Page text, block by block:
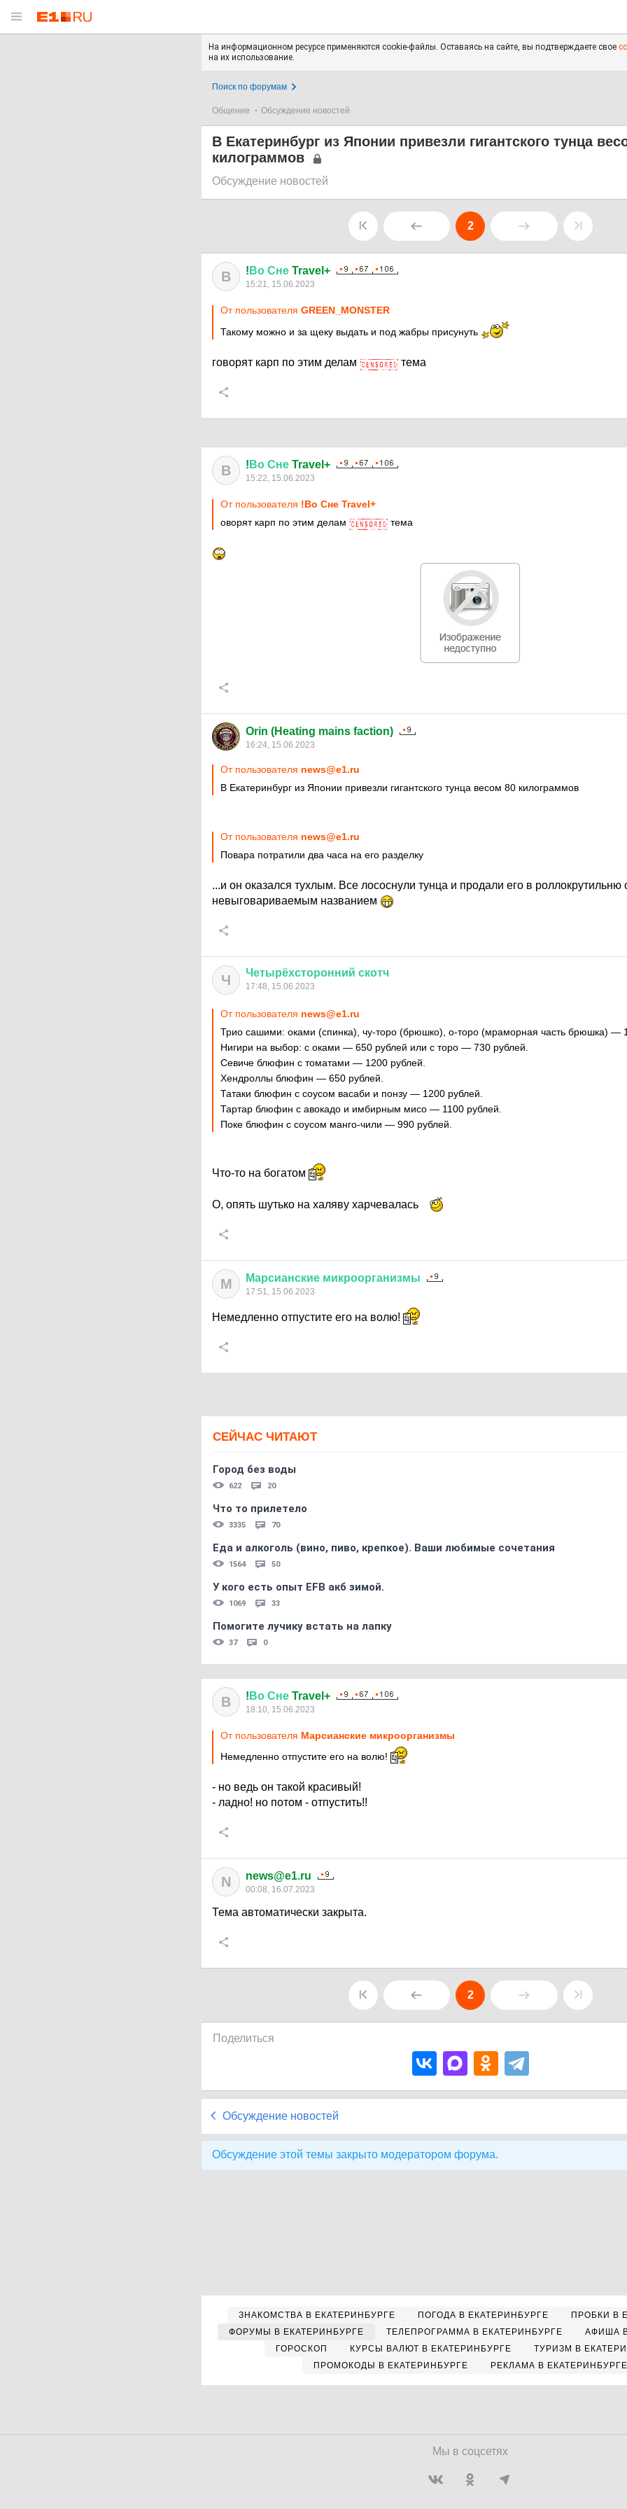
На информационном ресурсе применяются cookie-файлы. Оставаясь на сайте, вы подтверждаете свое
на их использование.
Поиск по форумам
Общение Обсуждение новостей
В Екатеринбург из Японии привезли гигантского тунца
килограммов
Обсуждение новостей
2
В ! Во Сне Travel+
15:21, 15.06.2023
От пользователя GREEN_MONSTER
Такому можно и за щеку выдать и под жабры присунуть
говорят карп по этим делам тема
В ! Во Сне Travel+
15:22, 15.06.2023
От пользователя !Во Сне Travel+
оворят карп по этим делам
тема
Orin (Heating mains faction)
16:24, 15.06.2023
От пользователя news@e1.ru
В Екатеринбург из Японии привезли гигантского тунца весом 80 килограммов
От пользователя news@e1.ru
Повара потратили два часа на его разделку
...и он оказался тухлым. Все лососнули тунца и продали его в роллокрутильню
невыговариваемым названием
Ч Четырёхсторонний скотч
17:48, 15.06.2023
От пользователя news@e1.ru
Трио сашими: оками (спинка), чу-торо (брюшко), о-торо (мраморная часть брюшка) —
Нигири на выбор: с оками — 650 рублей или с торо — 730 рублей.
Севиче блюфин с томатами — 1200 рублей.
Хендроллы блюфин — 650 рублей.
Татаки блюфин с соусом васаби и понзу — 1200 рублей.
Тартар блюфин с авокадо и имбирным мисо — 1100 рублей.
Поке блюфин с соусом манго-чили — 990 рублей.
Что-то на богатом
О, опять шутько на халяву харчевалась
М Марсианские микроорганизмы
17:51, 15.06.2023
Немедленно отпустите его на волю!
СЕЙЧАС ЧИТАЮТ
Город без воды
622 20
Что то прилетело
3335 70
Еда и алкоголь (вино, пиво, крепкое). Ваши любимые сочетания
1564 50
У кого есть опыт EFB акб зимой.
1069 33
Помогите лучику встать на лапку
37 0
В ! Во Сне Travel+
18:10, 15.06.2023
От пользователя Марсианские микроорганизмы
Немедленно отпустите его на волю!
- но ведь он такой красивый!
- ладно! но потом - отпустить!!
N news@e1.ru
00:08, 16.07.2023
Тема автоматически закрыта.
2
Поделиться
Обсуждение новостей
Обсуждение этой темы закрыто модератором форума.
ЗНАКОМСТВА В ЕКАТЕРИНБУРГЕ ПОГОДА В ЕКАТЕРИНБУРГЕ
ПРОБКИ В
ФОРУМЫ В ЕКАТЕРИНБУРГЕ
ТЕЛЕПРОГРАММА В ЕКАТЕРИНБУРГЕ
АФИША
ГОРОСКОП
КУРСЫ ВАЛЮТ В ЕКАТЕРИНБУРГЕ
ТУРИЗМ В
ПРОМОКОДЫ В ЕКАТЕРИНБУРГЕ
РЕКЛАМА В ЕКАТЕРИНБУРГЕ
Мы в соцсетях